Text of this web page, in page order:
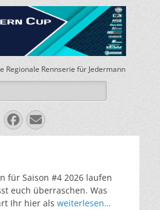
Regionale Rennserie für Jedermann
Facebook
E-
Mail
für Saison #4 2026 laufen
euch überraschen. Was
Ihr hier als weiterlesen…